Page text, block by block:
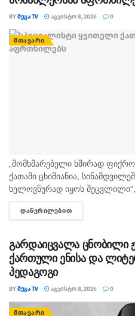
BYᲛᲔᲒᲐ TV ᲐᲒᲕᲘᲡᲢᲝ 8, 2026 0
ᲛᲗᲐᲕᲐᲠᲘ
„მომხმარებელი ხშირად
ქათამი ცხიმიანია,
ხელოვნურად იყოს შეცვლილი“, -
სურსათის უვნებლობის
საუბრობს. „ბაზარი ითხოვს,
ᲓᲐᲬᲕᲠᲘᲚᲔᲑᲘᲗ
გარდაიცვალა ცნობილი
ქართული ენისა და
პედაგოგი
BYᲛᲔᲒᲐ TV ᲐᲒᲕᲘᲡᲢᲝ 8, 2026 0
ᲛᲗᲐᲕᲐᲠᲘ